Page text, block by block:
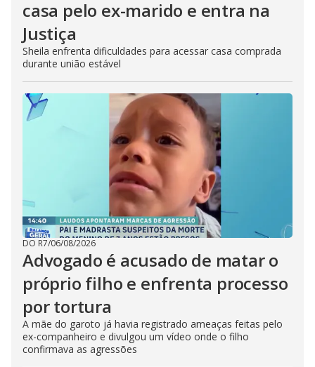
casa pelo ex-marido e entra na
Justiça
Sheila enfrenta dificuldades para acessar casa comprada
durante união estável
DO R7/06/08/2026
Advogado é acusado de matar o
próprio filho e enfrenta processo
por tortura
A mãe do garoto já havia registrado ameaças feitas pelo
ex-companheiro e divulgou um vídeo onde o filho
confirmava as agressões